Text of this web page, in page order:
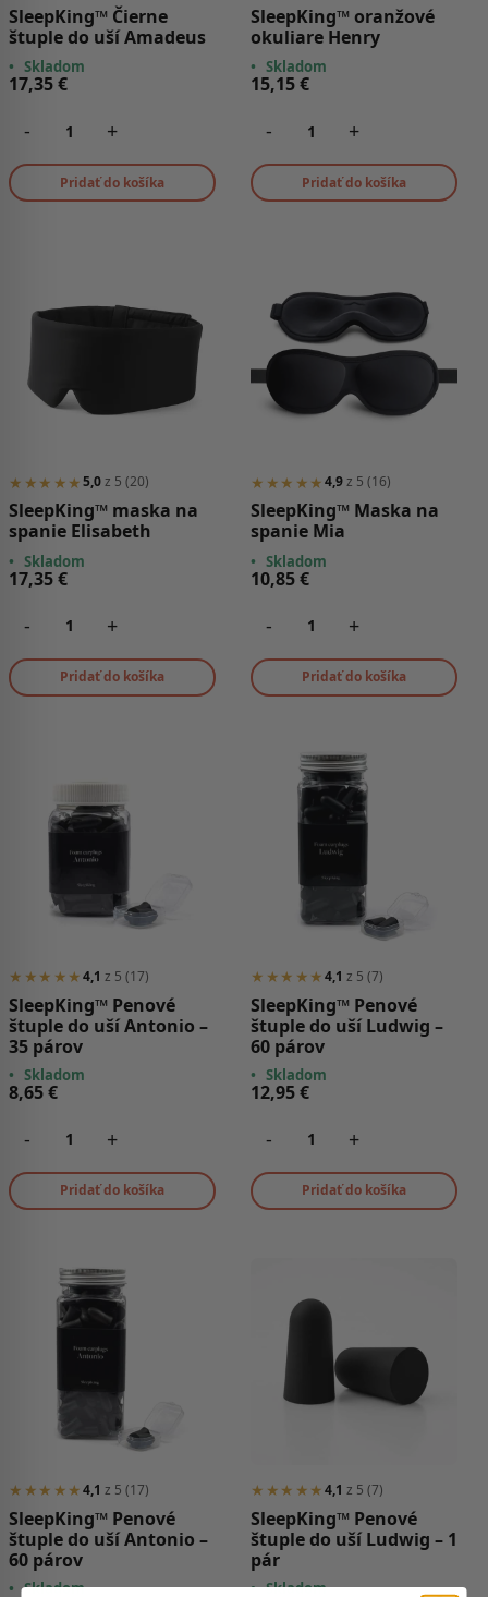
SleepKing™ Čierne
štuple do uší Amadeus
• Skladom
17,35€
- +
Pridať do košíka
SleepKing™ oranžové
okuliare Henry
• Skladom
15,15€
- +
Pridať do košíka
★★★★★5,0z 5 (20)
SleepKing™ maska na
spanie Elisabeth
• Skladom
17,35€
- +
Pridať do košíka
★★★★★4,9z 5 (16)
SleepKing™ Maska na
spanie Mia
• Skladom
10,85€
- +
Pridať do košíka
★★★★★4,1 z 5 (17)
SleepKing™ Penové
štuple do uší Antonio –
35 párov
• Skladom
8,65€
- +
Pridať do košíka
★★★★★4,1 z 5 (7)
SleepKing™ Penové
štuple do uší Ludwig –
60 párov
• Skladom
12,95€
- +
Pridať do košíka
★★★★★4,1 z 5 (17)
SleepKing™ Penové
štuple do uší Antonio –
60 párov
• Skladom
★★★★★4,1 z 5 (7)
SleepKing™ Penové
štuple do uší Ludwig – 1
pár
• Skladom